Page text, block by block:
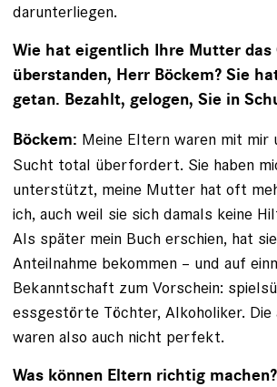
darunterliegen.
Wie hat eigentlich Ihre Mutter das
überstanden, Herr Böckem? Sie
getan. Bezahlt, ­gelogen, Sie in
Böckem: Meine Eltern waren mit mir
Sucht total überfordert. Sie haben
unterstützt, meine Mutter hat oft
ich, auch weil sie sich damals keine
Als später mein Buch erschien, hat
Anteilnahme bekommen – und auf
Bekanntschaft zum Vorschein:
essgestörte Töchter, Alkoholiker. Die
waren also auch nicht perfekt.
Was können Eltern richtig machen?